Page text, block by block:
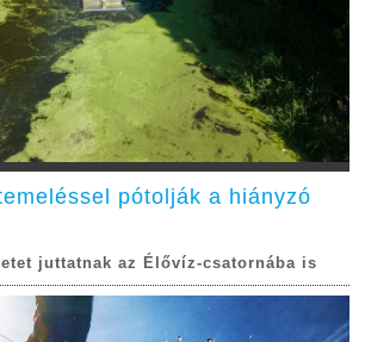
pótolják a hiányzó
juttatnak az Élővíz-csatornába is